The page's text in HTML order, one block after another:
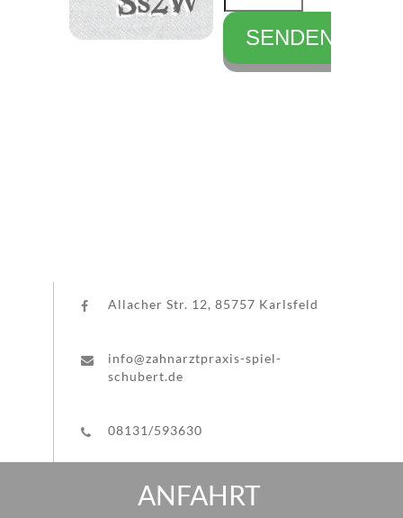
Allacher Str. 12, 85757 Karlsfeld
info@zahnarztpraxis-spiel-
schubert.de
08131/593630
ANFAHRT